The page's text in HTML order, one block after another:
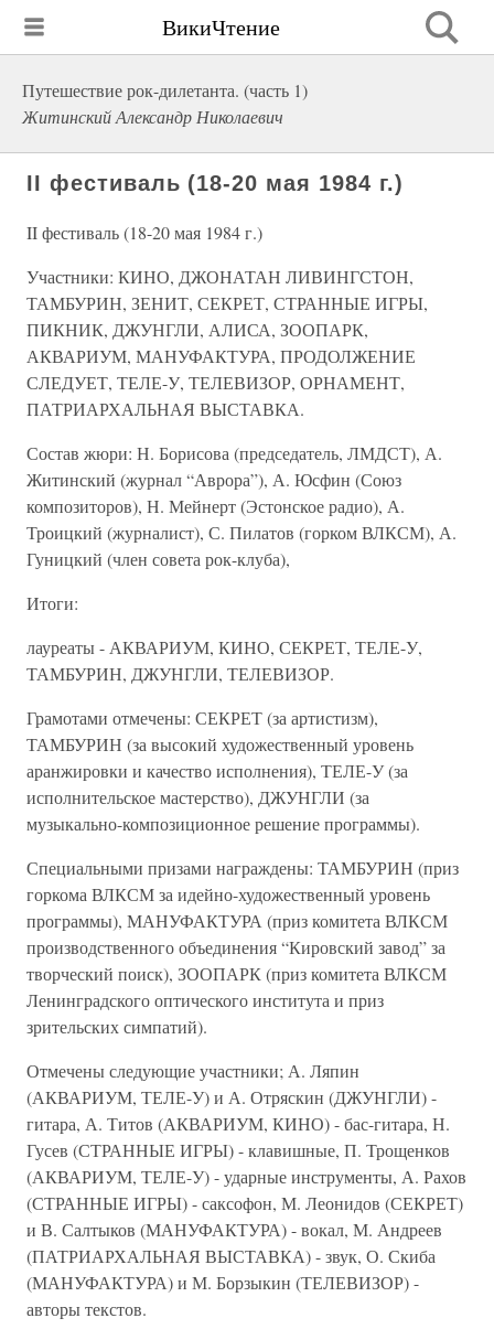
ВикиЧтение
Путешествие рок-дилетанта. (часть 1)
Житинский Александр Николаевич
II фестиваль (18-20 мая 1984 г.)
II фестиваль (18-20 мая 1984 г.)
Участники: КИНО, ДЖОНАТАН ЛИВИНГСТОН,
ТАМБУРИН, ЗЕНИТ, СЕКРЕТ, СТРАННЫЕ ИГРЫ,
ПИКНИК, ДЖУНГЛИ, АЛИСА, ЗООПАРК,
АКВАРИУМ, МАНУФАКТУРА, ПРОДОЛЖЕНИЕ
СЛЕДУЕТ, ТЕЛЕ-У, ТЕЛЕВИЗОР, ОРНАМЕНТ,
ПАТРИАРХАЛЬНАЯ ВЫСТАВКА.
Состав жюри: Н. Борисова (председатель, ЛМДСТ), А.
Житинский (журнал “Аврора”), А. Юсфин (Союз
композиторов), Н. Мейнерт (Эстонское радио), А.
Троицкий (журналист), С. Пилатов (горком ВЛКСМ), А.
Гуницкий (член совета рок-клуба),
Итоги:
лауреаты - АКВАРИУМ, КИНО, СЕКРЕТ, ТЕЛЕ-У,
ТАМБУРИН, ДЖУНГЛИ, ТЕЛЕВИЗОР.
Грамотами отмечены: СЕКРЕТ (за артистизм),
ТАМБУРИН (за высокий художественный уровень
аранжировки и качество исполнения), ТЕЛЕ-У (за
исполнительское мастерство), ДЖУНГЛИ (за
музыкально-композиционное решение программы).
Специальными призами награждены: ТАМБУРИН (приз
горкома ВЛКСМ за идейно-художественный уровень
программы), МАНУФАКТУРА (приз комитета ВЛКСМ
производственного объединения “Кировский завод” за
творческий поиск), ЗООПАРК (приз комитета ВЛКСМ
Ленинградского оптического института и приз
зрительских симпатий).
Отмечены следующие участники; А. Ляпин
(АКВАРИУМ, ТЕЛЕ-У) и А. Отряскин (ДЖУНГЛИ) -
гитара, А. Титов (АКВАРИУМ, КИНО) - бас-гитара, Н.
Гусев (СТРАННЫЕ ИГРЫ) - клавишные, П. Трощенков
(АКВАРИУМ, ТЕЛЕ-У) - ударные инструменты, А. Рахов
(СТРАННЫЕ ИГРЫ) - саксофон, М. Леонидов (СЕКРЕТ)
и В. Салтыков (МАНУФАКТУРА) - вокал, М. Андреев
(ПАТРИАРХАЛЬНАЯ ВЫСТАВКА) - звук, О. Скиба
(МАНУФАКТУРА) и М. Борзыкин (ТЕЛЕВИЗОР) -
авторы текстов.